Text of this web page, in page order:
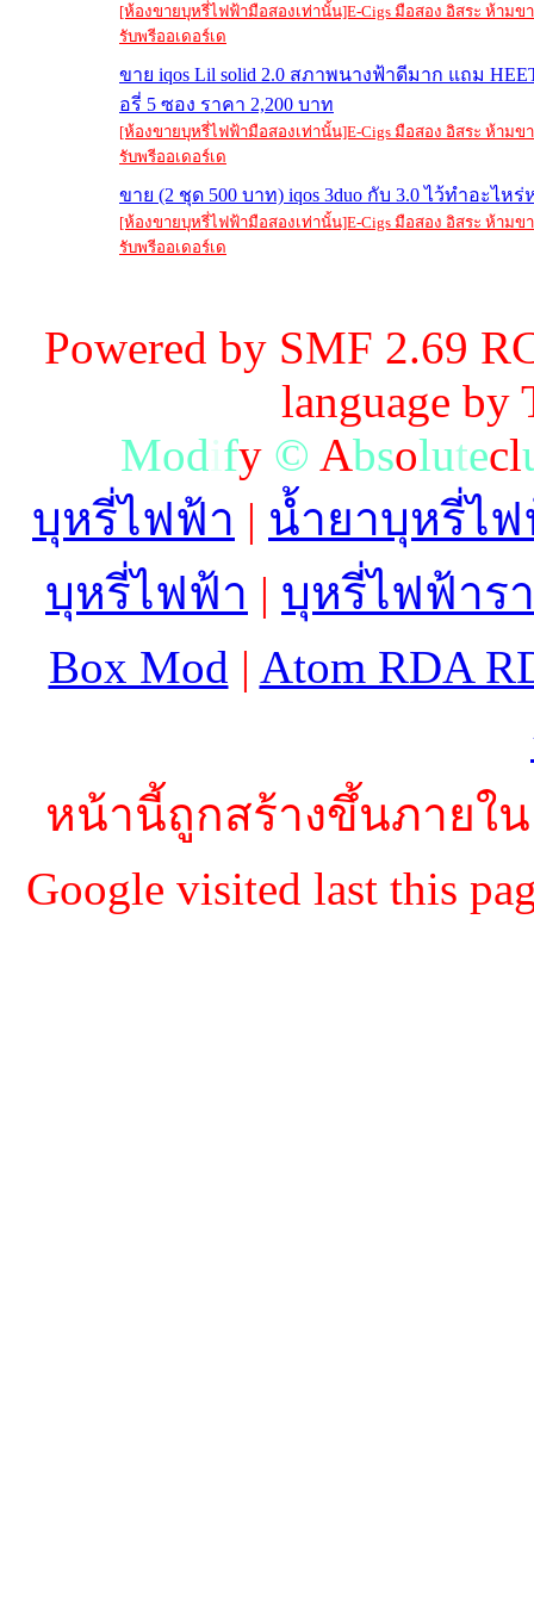
[ห้องขายบุหรี่ไฟฟ้ามือสองเท่านั้น]E-Cigs มือสอง อิสระ ห้ามข
รับพรีออเดอร์เด
ขาย iqos Lil solid 2.0 สภาพนางฟ้าดีมาก แถม
อรี่ 5 ซอง ราคา 2,200 บาท
[ห้องขายบุหรี่ไฟฟ้ามือสองเท่านั้น]E-Cigs มือสอง อิสระ ห้ามข
รับพรีออเดอร์เด
ขาย (2 ชุด 500 บาท) iqos 3duo กับ 3.0 ไว้ทำอะไห
[ห้องขายบุหรี่ไฟฟ้ามือสองเท่านั้น]E-Cigs มือสอง อิสระ ห้ามข
รับพรีออเดอร์เด
Powered by SMF 2.69
language
Modify © Absolutecl
บุหรี่ไฟฟ้า | น้ำยาบุหรี่ไ
บุหรี่ไฟฟ้า | บุหรี่ไฟฟ้าร
Box Mod | Atom RDA
หน้านี้ถูกสร้างขึ้นภายใน
Google visited last this